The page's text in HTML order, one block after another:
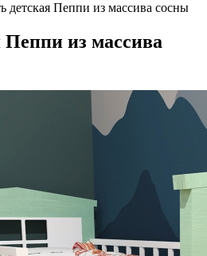
детская Пеппи из массива сосны
Пеппи из массива